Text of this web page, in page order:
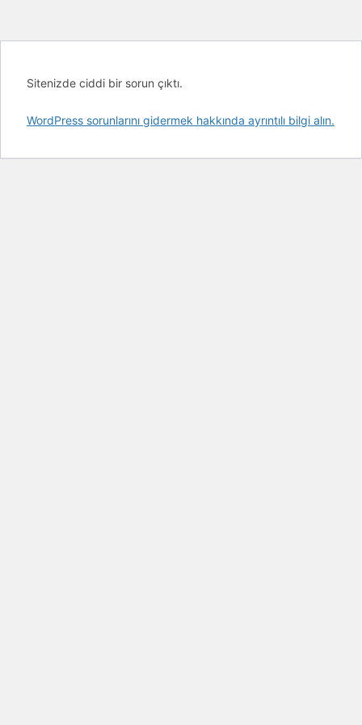
Sitenizde ciddi bir sorun çıktı.
WordPress sorunlarını gidermek hakkında ayrıntılı bilgi alın.